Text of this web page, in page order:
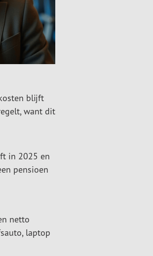
blijft
want dit
in 2025 en
pensioen
netto
laptop